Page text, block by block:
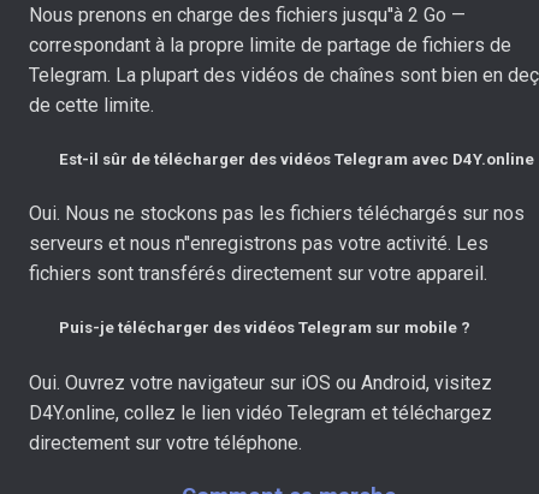
Nous prenons en charge des fichiers jusqu''à 2 Go —
correspondant à la propre limite de partage de fichiers de
Telegram. La plupart des vidéos de chaînes sont bien en
de cette limite.
Est-il sûr de télécharger des vidéos Telegram avec D4Y.online
Oui. Nous ne stockons pas les fichiers téléchargés sur nos
serveurs et nous n''enregistrons pas votre activité. Les
fichiers sont transférés directement sur votre appareil.
Puis-je télécharger des vidéos Telegram sur mobile ?
Oui. Ouvrez votre navigateur sur iOS ou Android, visitez
D4Y.online, collez le lien vidéo Telegram et téléchargez
directement sur votre téléphone.